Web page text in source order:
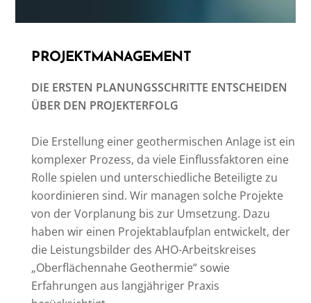
PROJEKTMANAGEMENT
DIE ERSTEN PLANUNGSSCHRITTE ENTSCHEIDEN
ÜBER DEN PROJEKTERFOLG
Die Erstellung einer geothermischen Anlage ist ein
komplexer Prozess, da viele Einflussfaktoren eine
Rolle spielen und unterschiedliche Beteiligte zu
koordinieren sind. Wir managen solche Projekte
von der Vorplanung bis zur Umsetzung. Dazu
haben wir einen Projektablaufplan entwickelt, der
die Leistungsbilder des AHO-Arbeitskreises
„Oberflächennahe Geothermie“ sowie
Erfahrungen aus langjähriger Praxis